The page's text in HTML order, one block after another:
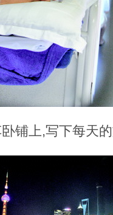
铺上,写下每天